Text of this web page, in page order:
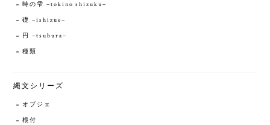
時の雫 −tokino shizuku−
礎 −ishizue−
円 −tsubura−
種類
縄文シリーズ
オブジェ
根付